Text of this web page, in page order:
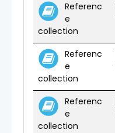
Referenc
e
collection
Referenc
e
collection
Referenc
e
collection